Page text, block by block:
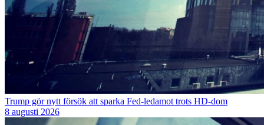
Trump gör nytt försök att sparka Fed-ledamot trots HD-dom
8 augusti 2026